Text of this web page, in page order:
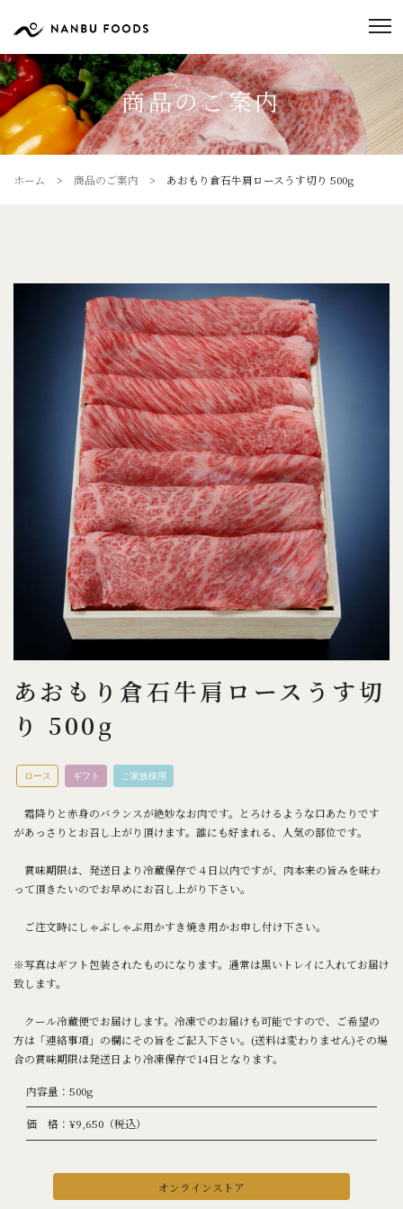
商品のご案内
ホーム > 商品のご案内 > あおもり倉石牛肩ロースうす切り 500g
あおもり倉石牛肩ロースうす切
り 500g
ロース ギフト ご家族様用
霜降りと赤身のバランスが絶妙なお肉です。とろけるような口あたりです
があっさりとお召し上がり頂けます。誰にも好まれる、人気の部位です。
賞味期限は、発送日より冷蔵保存で４日以内ですが、肉本来の旨みを味わ
って頂きたいのでお早めにお召し上がり下さい。
ご注文時にしゃぶしゃぶ用かすき焼き用かお申し付け下さい。
※写真はギフト包装されたものになります。通常は黒いトレイに入れてお届け
致します。
クール冷蔵便でお届けします。冷凍でのお届けも可能ですので、ご希望の
方は「連絡事項」の欄にその旨をご記入下さい。(送料は変わりません)その場
合の賞味期限は発送日より冷凍保存で14日となります。
内容量：500g
価 格：¥9,650（税込）
オンラインストア